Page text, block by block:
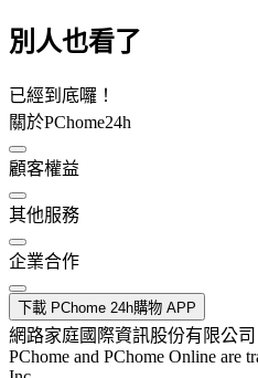
別人也看了
已經到底囉！
關於PChome24h
顧客權益
其他服務
企業合作
下載 PChome 24h購物 APP
網路家庭國際資訊股份有限公
PChome and PChome Online are